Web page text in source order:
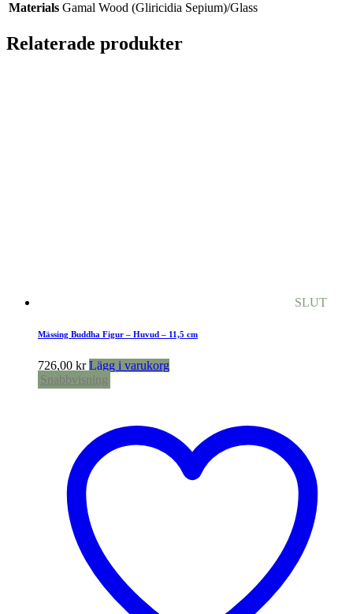
Materials Gamal Wood (Gliricidia Sepium)/Glass
Relaterade produkter
SLUT
Mässing Buddha Figur – Huvud – 11,5 cm
726,00 kr Lägg i varukorg
Snabbvisning